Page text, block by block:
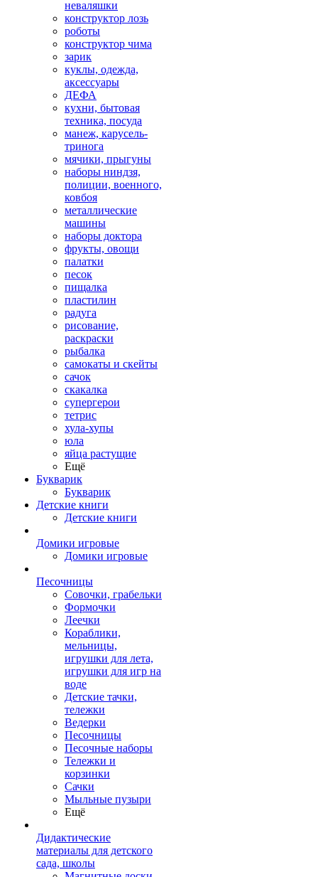
неваляшки
конструктор лозь
роботы
конструктор чима
зарик
куклы, одежда,
аксессуары
ДЕФА
кухни, бытовая
техника, посуда
манеж, карусель-
тринога
мячики, прыгуны
наборы ниндзя,
полиции, военного,
ковбоя
металлические
машины
наборы доктора
фрукты, овощи
палатки
песок
пищалка
пластилин
радуга
рисование,
раскраски
рыбалка
самокаты и скейты
сачок
скакалка
супергерои
тетрис
хула-хупы
юла
яйца растущие
Ещё
Букварик
Букварик
Детские книги
Детские книги
Домики игровые
Домики игровые
Песочницы
Совочки, грабельки
Формочки
Леечки
Кораблики,
мельницы,
игрушки для лета,
игрушки для игр на
воде
Детские тачки,
тележки
Ведерки
Песочницы
Песочные наборы
Тележки и
корзинки
Сачки
Мыльные пузыри
Ещё
Дидактические
материалы для детского
сада, школы